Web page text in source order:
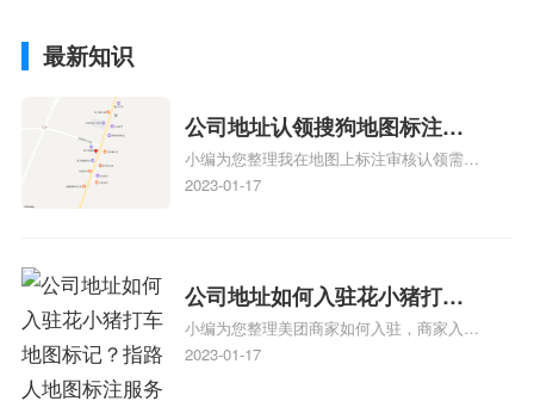
最新知识
公司地址认领搜狗地图标注多
久审核？公司地址认领地图标
注多久审核？
小编为您整理我在地图上标注审核认领需要
多久、我在地图上标注审核认领需要多久
情可查看下方正文！
2023-01-17
公司地址如何入驻花小猪打车
地图标记？指路人地图标注服
务中心铺如何入驻花小猪打车
小编为您整理美团商家如何入驻，商家入驻
教程、商家如何入驻地图、如何入驻地:、
2023-01-17